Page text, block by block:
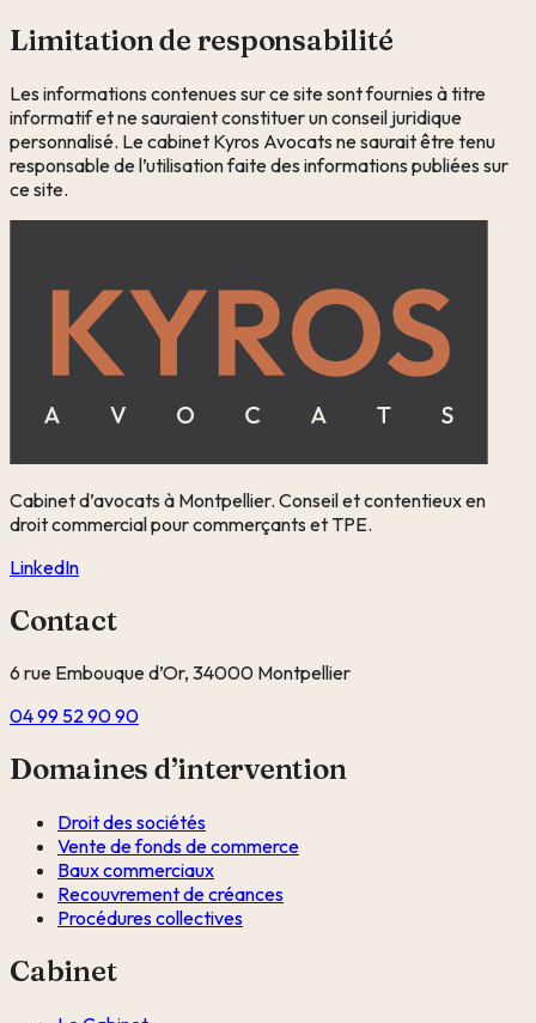
Limitation de responsabilité
Les informations contenues sur ce site sont fournies à titre
informatif et ne sauraient constituer un conseil juridique
personnalisé. Le cabinet Kyros Avocats ne saurait être tenu
responsable de l’utilisation faite des informations publiées sur
ce site.
Cabinet d’avocats à Montpellier. Conseil et contentieux en
droit commercial pour commerçants et TPE.
LinkedIn
Contact
6 rue Embouque d’Or, 34000 Montpellier
04 99 52 90 90
Domaines d’intervention
Droit des sociétés
Vente de fonds de commerce
Baux commerciaux
Recouvrement de créances
Procédures collectives
Cabinet